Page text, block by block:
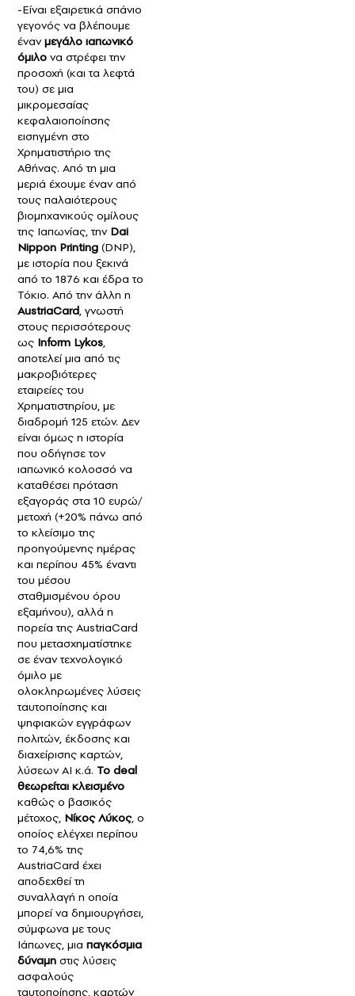
-Είναι εξαιρετικά σπάνιο
γεγονός να βλέπουμε
ένανμεγάλο ιαπωνικό
όμιλο να στρέφει την
προσοχή (και τα λεφτά
του) σε μια
μικρομεσαίας
κεφαλαιοποίησης
εισηγμένη στο
Χρηματιστήριο της
Αθήνας. Από τη μια
μεριά έχουμε έναν από
τους παλαιότερους
βιομηχανικούς ομίλους
της Ιαπωνίας, τηνDai
Nippon Printing (DNP),
με ιστορία που ξεκινά
από το 1876 και έδρα το
Τόκιο. Από την άλλη η
AustriaCard, γνωστή
στους περισσότερους
ως Inform Lykos,
αποτελεί μια από τις
μακροβιότερες
εταιρείες του
Χρηματιστηρίου, με
διαδρομή 125 ετών. Δεν
είναι όμως η ιστορία
που οδήγησε τον
ιαπωνικό κολοσσό να
καταθέσει πρόταση
εξαγοράς στα 10 ευρώ/
μετοχή (+20% πάνω από
το κλείσιμο της
προηγούμενης ημέρας
και περίπου 45% έναντι
του μέσου
σταθμισμένου όρου
εξαμήνου), αλλά η
πορεία της AustriaCard
που μετασχηματίστηκε
σε έναν τεχνολογικό
όμιλο με
ολοκληρωμένες λύσεις
ταυτοποίησης και
ψηφιακών εγγράφων
πολιτών, έκδοσης και
διαχείρισης καρτών,
λύσεων ΑΙ κ.ά. Το deal
θεωρείται κλεισμένο
καθώς ο βασικός
μέτοχος, Νίκος Λύκος, ο
οποίος ελέγχει περίπου
το 74,6% της
AustriaCard έχει
αποδεχθεί τη
συναλλαγή η οποία
μπορεί να δημιουργήσει,
σύμφωνα με τους
Ιάπωνες, μια παγκόσμια
δύναμη στις λύσεις
ασφαλούς
ταυτοποίησης, καρτών